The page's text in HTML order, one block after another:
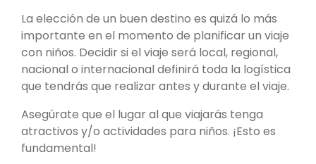
La elección de un buen destino es quizá lo más
importante en el momento de planificar un viaje
con niños. Decidir si el viaje será local, regional,
nacional o internacional definirá toda la logística
que tendrás que realizar antes y durante el viaje.
Asegúrate que el lugar al que viajarás tenga
atractivos y/o actividades para niños. ¡Esto es
fundamental!